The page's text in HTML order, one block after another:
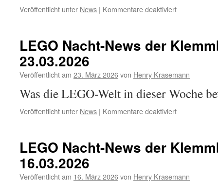
Veröffentlicht unter News | Kommentare deaktiviertfür
der
LEGO Nacht-News der
23.03.2026
Veröffentlicht am 23. März 2026von Henry Krasemann
Was die LEGO-Welt in dieser Woche
Veröffentlicht unter News | Kommentare deaktiviertfür
der
LEGO Nacht-News der
16.03.2026
Veröffentlicht am 16. März 2026von Henry Krasemann